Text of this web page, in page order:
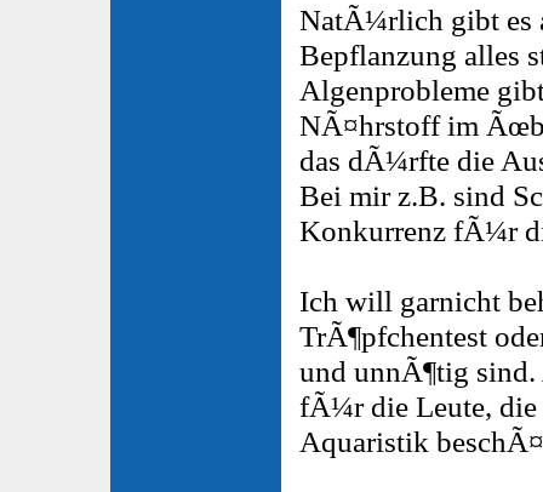
NatÃ¼rlich gibt es
Bepflanzung alles
Algenprobleme
NÃ¤hrstoff im
das dÃ¼rfte die
Bei mir z.B. sind
Konkurrenz fÃ¼r
Ich will garnicht
TrÃ¶pfchentest
und unnÃ¶tig sind.
fÃ¼r die Leute, die
Aquaristik